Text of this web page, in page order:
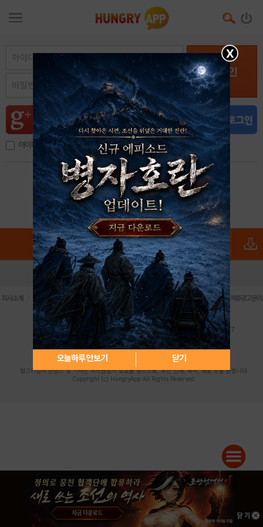
로그인
아이디, 이메일 저장
아이디 / 비밀번호 찾기 회원가입
X
오늘하루 안보기 닫기
로그인 PC버전 전체앱
회사소개 이용약관 | 개인정보 처리방침 | 청소년 보호정책 | 불법촬영물 신고센터 | 제휴광고문의
사업자등록번호:119-86-61101 (주)스마트나우 대표이사:송현두
주소: 서울시 금천구 가산디지털1로 171 연락처:063-284-8635 팩스:02-6265-0377
청소년보호책임자:김동욱desk@hungryapp.co.kr
등록번호:서울아02322 | 등록일자:2016년4월25일
발행인:(주)스마트나우 송현두 | 편집인:김동욱
헝그리앱의 콘텐츠 및 기사는 저작권법의 보호를 받으므로, 무단 전재, 복사, 배포 등을 금합니다.
Copyright (c) HungryApp All Rights Reserved.